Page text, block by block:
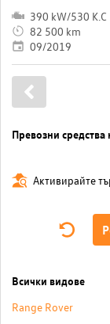
390 kW/530 K.C
82 500 km
09/2019
Превозни средства
Активирайте
Всички видове
Range Rover